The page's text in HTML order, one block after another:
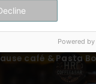
à Differdange.
but what won
made me feel
café & Pasta
Powered by